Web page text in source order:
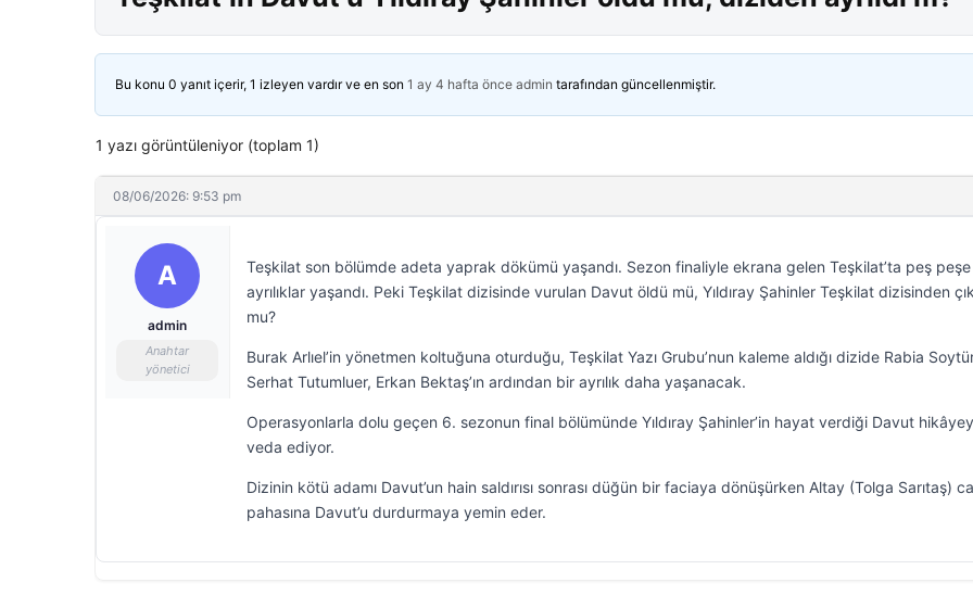
Bu konu 0 yanıt içerir, 1 izleyen vardır ve en son 1 ay 4 hafta önce admin tarafından güncellenmiştir.
1 yazı görüntüleniyor (toplam 1)
08/06/2026: 9:53 pm
A
admin
Anahtar
yönetici
Teşkilat son bölümde adeta yaprak dökümü yaşandı. Sezon finaliyle ekrana gelen Teşkilat’ta peş peşe
ayrılıklar yaşandı. Peki Teşkilat dizisinde vurulan Davut öldü mü, Yıldıray Şahinler Teşkilat dizisinden
mu?
Burak Arlıel’in yönetmen koltuğuna oturduğu, Teşkilat Yazı Grubu’nun kaleme aldığı dizide Rabia
Serhat Tutumluer, Erkan Bektaş’ın ardından bir ayrılık daha yaşanacak.
Operasyonlarla dolu geçen 6. sezonun final bölümünde Yıldıray Şahinler’in hayat verdiği Davut
veda ediyor.
Dizinin kötü adamı Davut’un hain saldırısı sonrası düğün bir faciaya dönüşürken Altay (Tolga Sarıtaş)
pahasına Davut’u durdurmaya yemin eder.